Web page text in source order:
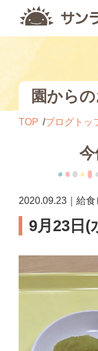
園から
TOP ブログトッ
2020.09.23｜給
9月23日(